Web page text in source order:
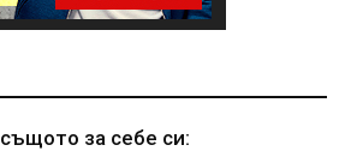
за себе си: